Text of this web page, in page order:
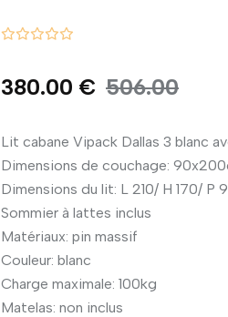
380.00 € 506.00
Lit cabane Vipack Dallas 3 blanc
Dimensions de couchage:
Dimensions du lit: L 210/ H 170/ P
Sommier à lattes inclus
Matériaux: pin massif
Couleur: blanc
Charge maximale: 100kg
Matelas: non inclus